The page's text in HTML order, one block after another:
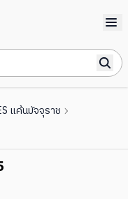
แค้นมัจจุราช